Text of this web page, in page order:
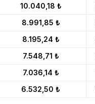
10.040,18 ₺
8.991,85 ₺
8.195,24 ₺
7.548,71 ₺
7.036,14 ₺
6.532,50 ₺